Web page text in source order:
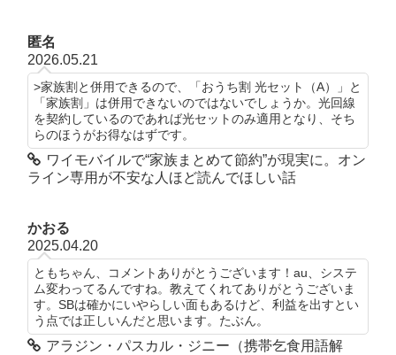
匿名
2026.05.21
>家族割と併用できるので、「おうち割 光セット（A）」と
「家族割」は併用できないのではないでしょうか。光回線
を契約しているのであれば光セットのみ適用となり、そち
らのほうがお得なはずです。
ワイモバイルで“家族まとめて節約”が現実に。オン
ライン専用が不安な人ほど読んでほしい話
かおる
2025.04.20
ともちゃん、コメントありがとうございます！au、システ
ム変わってるんですね。教えてくれてありがとうございま
す。SBは確かにいやらしい面もあるけど、利益を出すとい
う点では正しいんだと思います。たぶん。
アラジン・パスカル・ジニー（携帯乞食用語解